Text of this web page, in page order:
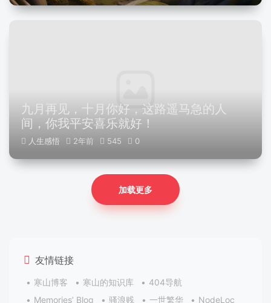
九月再见，十月你好，这路遥马急的人
间，你我平安喜乐就好！
人生感悟 2年前
加载更多
友情链接
寒山博客 寒山的知识库
404导航